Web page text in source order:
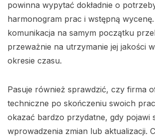
powinna wypytać dokładnie o
harmonogram prac i wstępną
komunikacja na samym początku
przeważnie na utrzymanie jej jakości
okresie czasu.
Pasuje również sprawdzić, czy firma
techniczne po skończeniu swoich
okazać bardzo przydatne, gdy pojawi
wprowadzenia zmian lub aktualizacji.